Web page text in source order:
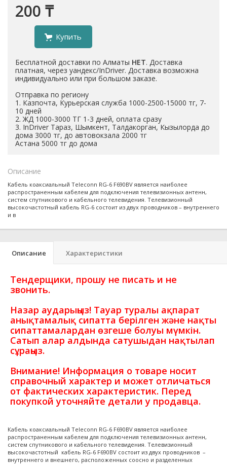
200 ₸
Купить
Бесплатной доставки по Алматы НЕТ. Доставка
платная, через уандекс/InDriver. Доставка возможна
индивидуально или при большом заказе.
Отправка по региону
1. Казпочта, Курьерская служба 1000-2500-15000 тг, 7-
10 дней
2. ЖД 1000-3000 ТГ 1-3 дней, оплата сразу
3. InDriver Тараз, Шымкент, Талдакорган, Кызылорда до
дома 3000 тг, до автовокзала 2000 тг
Астана 5000 тг до дома
Описание
Кабель коаксиальный Teleconn RG-6 F690BV является наиболее
распространенным кабелем для подключения телевизионных антенн,
систем спутникового и кабельного телевидения. Телевизионный
высокочастотный кабель RG-6 состоит из двух проводников – внутреннего
и в
Описание Характеристики
Тендерщики, прошу не писать и не
звонить.
Назар аударыңыз! Тауар туралы ақпарат
анықтамалық сипатта берілген және нақты
сипаттамалардан өзгеше болуы мүмкін.
Сатып алар алдында сатушыдан нақтылап
сұраңыз.
Внимание! Информация о товаре носит
справочный характер и может отличаться
от фактических характеристик. Перед
покупкой уточняйте детали у продавца.
Кабель коаксиальный Teleconn RG-6 F690BV является наиболее
распространенным кабелем для подключения телевизионных антенн,
систем спутникового и кабельного телевидения. Телевизионный
высокочастотный кабель RG-6 F690BV состоит из двух проводников –
внутреннего и внешнего, расположенных соосно и разделенных